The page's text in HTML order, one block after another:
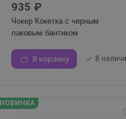
935 ₽
Чокер Кокетка с черным
лаковым бантиком
В корзину В
НОВИНКА